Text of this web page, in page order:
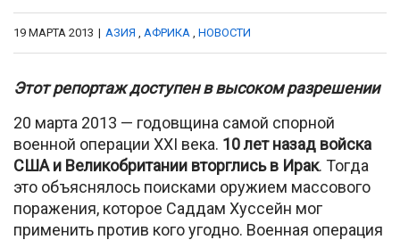
19 МАРТА 2013 | АЗИЯ , АФРИКА , НОВОСТИ
Этот репортаж доступен в высоком разрешении
20 марта 2013 — годовщина самой спорной
военной операции XXI века. 10 лет назад войска
США и Великобритании вторглись в Ирак. Тогда
это объяснялось поисками оружием массового
поражения, которое Саддам Хуссейн мог
применить против кого угодно. Военная операция